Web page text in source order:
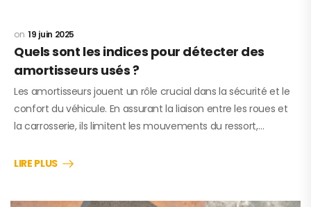
19 juin 2025
Quels sont les indices pour détecter des
amortisseurs usés ?
Les amortisseurs jouent un rôle crucial dans la sécurité et le
confort du véhicule. En assurant la liaison entre les roues et
la carrosserie, ils limitent les mouvements du ressort,…
LIRE PLUS